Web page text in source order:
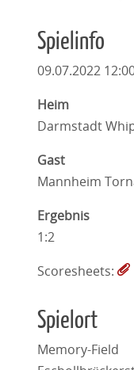
Spielinfo
09.07.2022
Heim
Darmstadt
Gast
Mannheim
Ergebnis
1:2
Scoresheets:
Spielort
Memory-Field